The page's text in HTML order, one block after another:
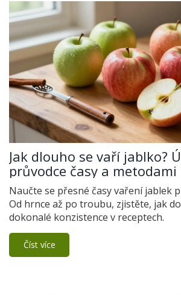
Jak dlouho se vaří jablko?
průvodce časy a metodami
Naučte se přesné časy vaření jablek
Od hrnce až po troubu, zjistěte, jak
dokonalé konzistence v receptech.
Číst více